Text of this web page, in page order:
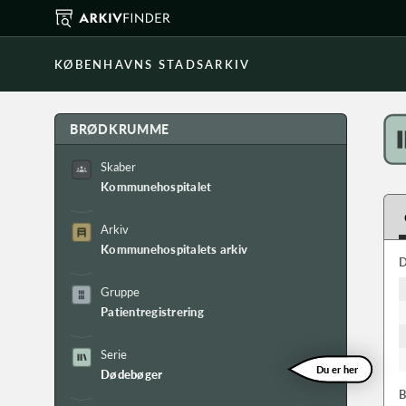
KØBENHAVNS STADSARKIV
BRØDKRUMME
Skaber
Kommunehospitalet
Arkiv
Kommunehospitalets arkiv
Gruppe
Patientregistrering
Serie
Dødebøger
Du er her